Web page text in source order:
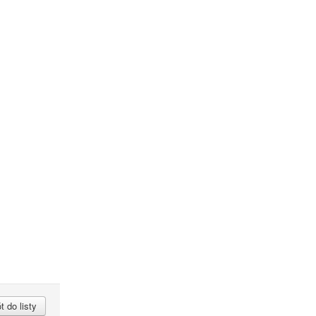
do listy